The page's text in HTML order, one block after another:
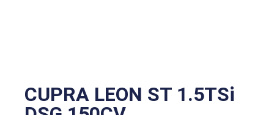
CUPRA LEON ST 1.5TSi